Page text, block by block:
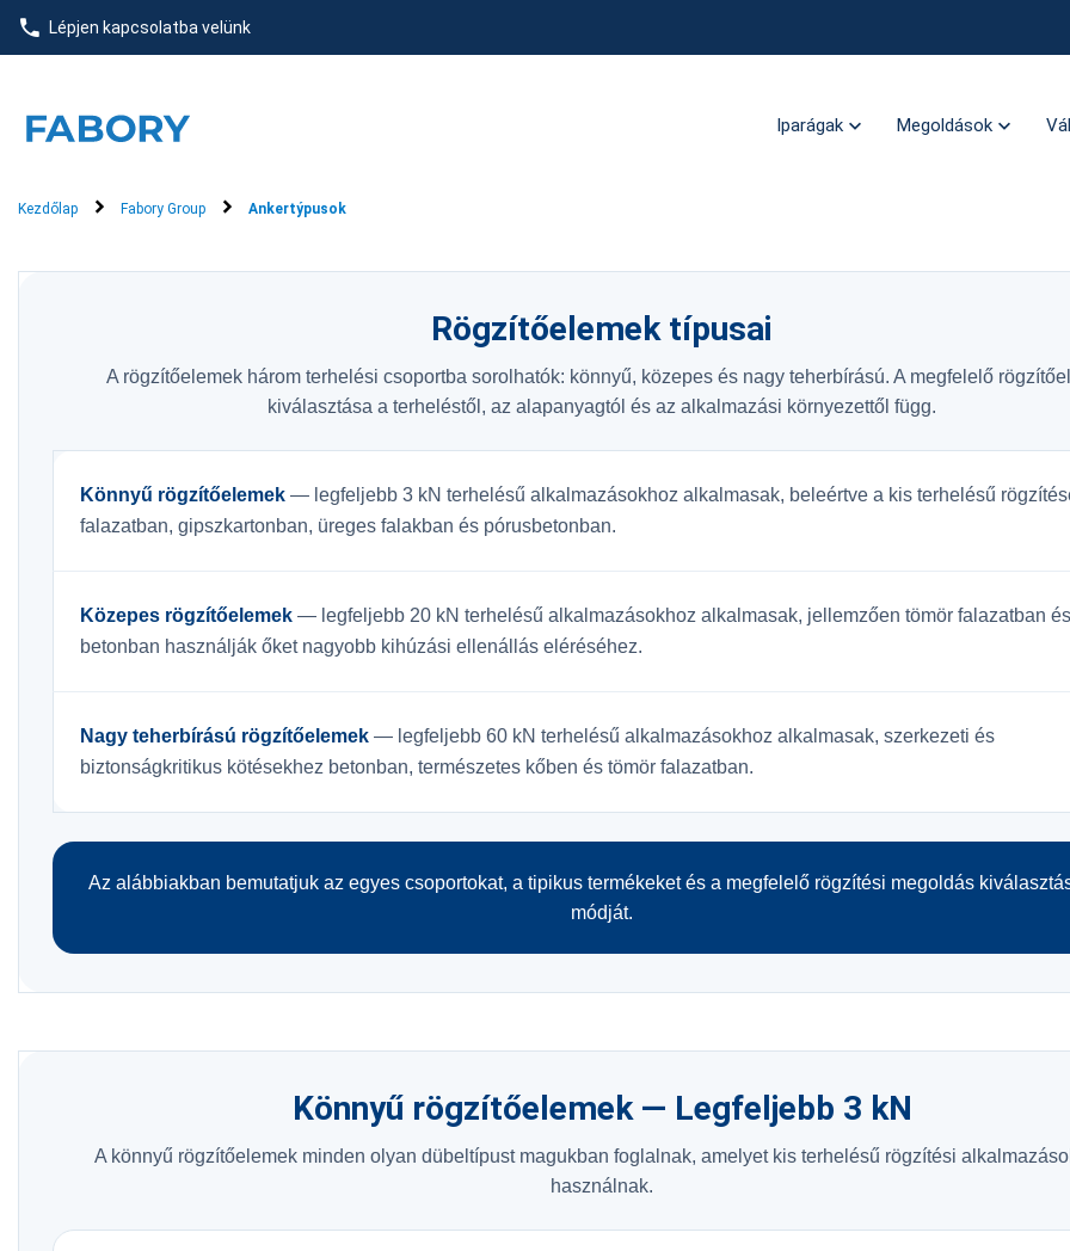
text.skipToContent
text.skipToNavigation
Lépjen kapcsolatba velünk
Iparágak Megoldások
Kezdőlap Fabory Group Ankertýpusok
Rögzítőelemek típusai
A rögzítőelemek három terhelési csoportba sorolhatók: könnyű, közepes és nagy teherbírású. A megfelelő
kiválasztása a terheléstől, az alapanyagtól és az alkalmazási környezettől függ.
Könnyű rögzítőelemek — legfeljebb 3 kN terhelésű alkalmazásokhoz alkalmasak, beleértve a kis terhelésű
falazatban, gipszkartonban, üreges falakban és pórusbetonban.
Közepes rögzítőelemek — legfeljebb 20 kN terhelésű alkalmazásokhoz alkalmasak, jellemzően tömör falazatban és
betonban használják őket nagyobb kihúzási ellenállás eléréséhez.
Nagy teherbírású rögzítőelemek — legfeljebb 60 kN terhelésű alkalmazásokhoz alkalmasak, szerkezeti és
biztonságkritikus kötésekhez betonban, természetes kőben és tömör falazatban.
Az alábbiakban bemutatjuk az egyes csoportokat, a tipikus termékeket és a megfelelő rögzítési megoldás
módját.
Könnyű rögzítőelemek — Legfeljebb 3 kN
A könnyű rögzítőelemek minden olyan dübeltípust magukban foglalnak, amelyet kis terhelésű rögzítési
használnak.